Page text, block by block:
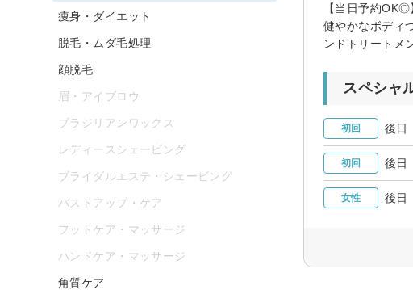
【当日予約
健やかなボディ
ンドトリートメ
スペシャ
初回
初回
女性
痩身・ダイエット
脱毛・ムダ毛処理
顔脱毛
眉・アイブロウ
ブラジリアンワックス
レディースシェービング
ブライダルエステ・シェービング
バストアップ・ケア
フットケア・マッサージ
ハンドケア・マッサージ
角質ケア